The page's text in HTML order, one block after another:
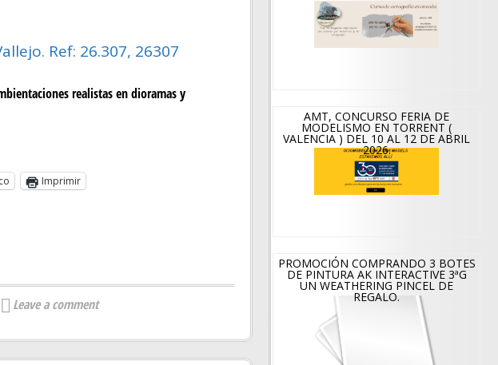
Ref: 26.307, 26307
realistas en dioramas y
Imprimir
Leave a comment
AMT, CONCURSO FERIA DE
MODELISMO EN TORRENT (
VALENCIA ) DEL 10 AL 12 DE ABRIL
2026.
PROMOCIÓN COMPRANDO 3 BOTES
DE PINTURA AK INTERACTIVE 3ªG
UN WEATHERING PINCEL DE
REGALO.